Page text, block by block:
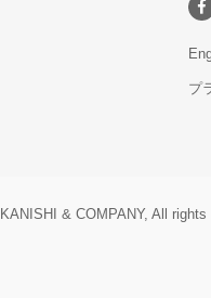
プ
& COMPANY, All rights